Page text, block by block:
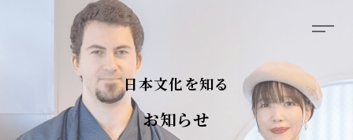
日本文化を知る
お知らせ